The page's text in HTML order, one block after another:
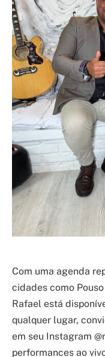
Com uma agenda
cidades como
Rafael está
qualquer lugar,
em seu Instagram
performances ao